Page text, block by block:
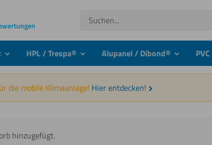
Suchen
submenuHPL / Trespa® submenuAlupanel / Dibond® submenuPVC
die mobile Klimaanlage! Hier entdecken!
hinzugefügt.